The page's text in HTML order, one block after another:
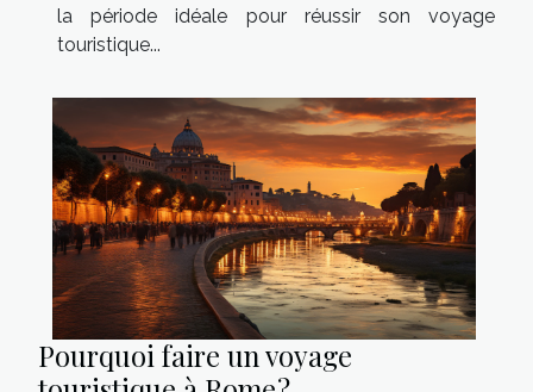
la période idéale pour réussir son voyage
touristique...
Pourquoi faire un voyage